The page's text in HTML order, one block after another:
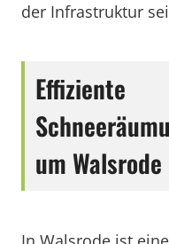
der Infrastruktur
Effiziente
um Walsrode